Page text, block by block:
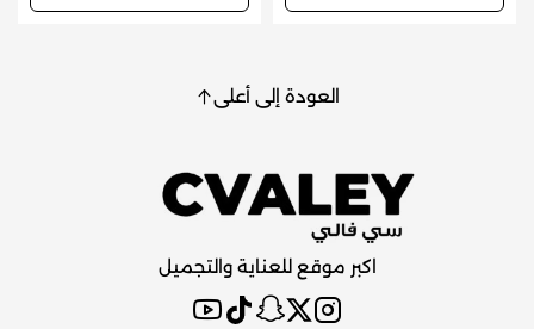
العودة إلى أعلى
اكبر موقع للعناية والتجميل